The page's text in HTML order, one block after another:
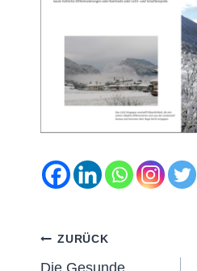
Beitragsnavigation
ZURÜCK